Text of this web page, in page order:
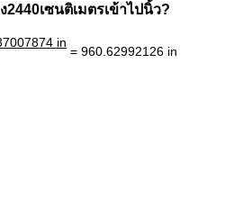
2440เซนติเมตรเข้าไปนิ้ว?
in
= 960.62992126 in